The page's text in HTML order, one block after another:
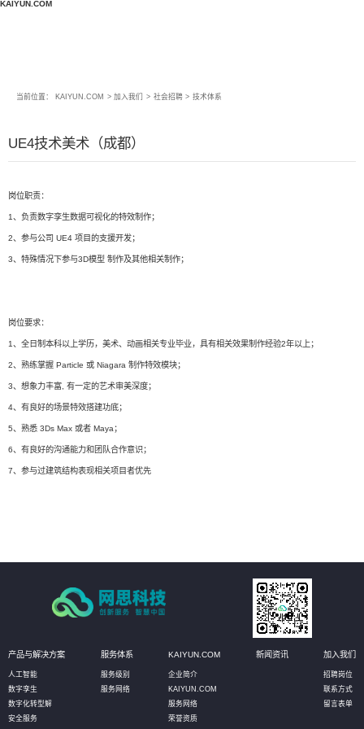
KAIYUN.COM
当前位置： KAIYUN.COM > 加入我们 > 社会招聘 > 技术体系
UE4技术美术（成都）
岗位职责：
1、负责数字孪生数据可视化的特效制作；
2、参与公司 UE4 项目的支援开发；
3、特殊情况下参与3D模型 制作及其他相关制作；
岗位要求：
1、全日制本科以上学历，美术、动画相关专业毕业，具有相关效果制作经验2年以上；
2、熟练掌握 Particle 或 Niagara 制作特效模块；
3、想象力丰富, 有一定的艺术审美深度；
4、有良好的场景特效搭建功底；
5、熟悉 3Ds Max 或者 Maya；
6、有良好的沟通能力和团队合作意识；
7、参与过建筑结构表现相关项目者优先
产品与解决方案
人工智能
数字孪生
数字化转型解
安全服务
服务体系
服务级别
服务网络
KAIYUN.COM
企业简介
KAIYUN.COM
服务网络
荣誉资质
新闻资讯 加入我们
招聘岗位
联系方式
留言表单